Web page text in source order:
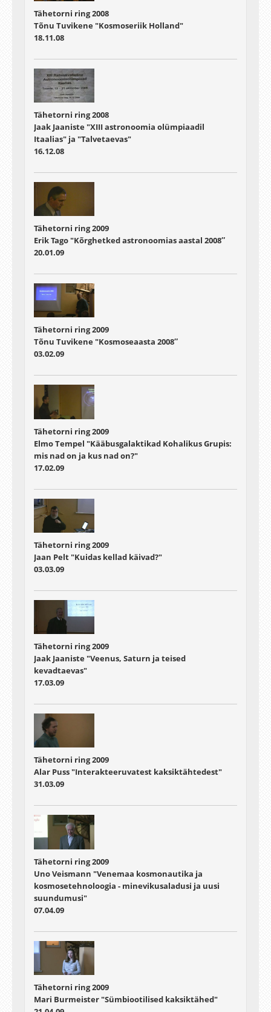
Tähetorni ring 2008
Tõnu Tuvikene "Kosmoseriik Holland"
18.11.08
Tähetorni ring 2008
Jaak Jaaniste "XIII astronoomia olümpiaadil
Itaalias" ja "Talvetaevas"
16.12.08
Tähetorni ring 2009
Erik Tago "Kõrghetked astronoomias aastal 2008″
20.01.09
Tähetorni ring 2009
Tõnu Tuvikene "Kosmoseaasta 2008″
03.02.09
Tähetorni ring 2009
Elmo Tempel "Kääbusgalaktikad Kohalikus Grupis:
mis nad on ja kus nad on?"
17.02.09
Tähetorni ring 2009
Jaan Pelt "Kuidas kellad käivad?"
03.03.09
Tähetorni ring 2009
Jaak Jaaniste "Veenus, Saturn ja teised
kevadtaevas"
17.03.09
Tähetorni ring 2009
Alar Puss "Interakteeruvatest kaksiktähtedest"
31.03.09
Tähetorni ring 2009
Uno Veismann "Venemaa kosmonautika ja
kosmosetehnoloogia - minevikusaladusi ja uusi
suundumusi"
07.04.09
Tähetorni ring 2009
Mari Burmeister "Sümbiootilised kaksiktähed"